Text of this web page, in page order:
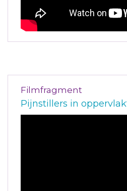
Filmfragment
Pijnstillers in